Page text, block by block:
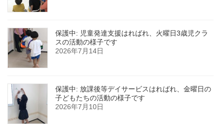
保護中: 児童発達支援はればれ、火曜日3歳児クラ
スの活動の様子です
2026年7月14日
保護中: 放課後等デイサービスはればれ、金曜日の
子どもたちの活動の様子です
2026年7月10日